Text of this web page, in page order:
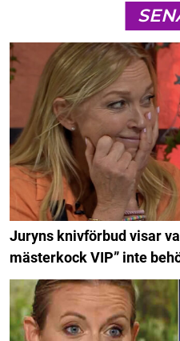
Juryns knivförbud visar
mästerkock VIP” inte